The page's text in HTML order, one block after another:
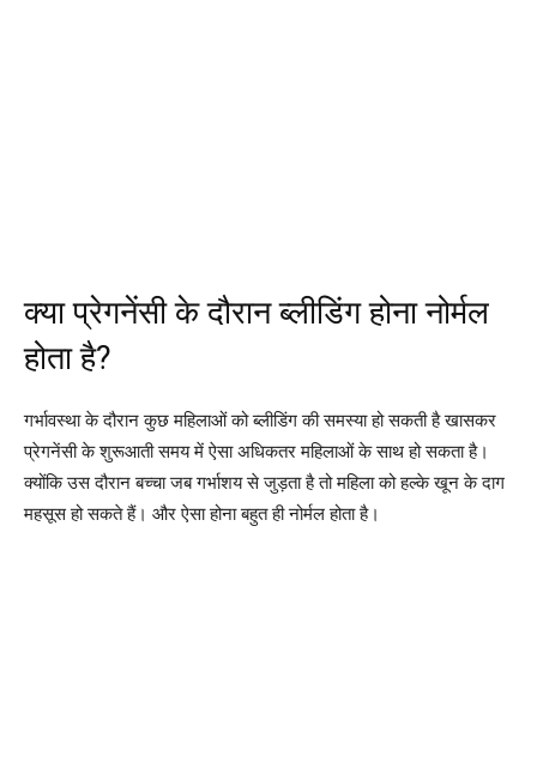
क्या प्रेगनेंसी के दौरान ब्लीडिंग होना नोर्मल
होता है?
गर्भावस्था के दौरान कुछ महिलाओं को ब्लीडिंग की समस्या हो सकती है खासकर
प्रेगनेंसी के शुरूआती समय में ऐसा अधिकतर महिलाओं के साथ हो सकता है।
क्योंकि उस दौरान बच्चा जब गर्भाशय से जुड़ता है तो महिला को हल्के खून के दाग
महसूस हो सकते हैं। और ऐसा होना बहुत ही नोर्मल होता है।